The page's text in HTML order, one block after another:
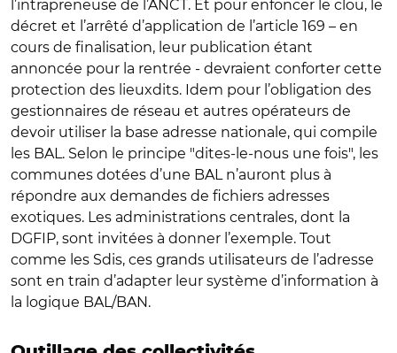
l’intrapreneuse de l’ANCT. Et pour enfoncer le clou, le
décret et l’arrêté d’application de l’article 169 – en
cours de finalisation, leur publication étant
annoncée pour la rentrée - devraient conforter cette
protection des lieuxdits. Idem pour l’obligation des
gestionnaires de réseau et autres opérateurs de
devoir utiliser la base adresse nationale, qui compile
les BAL. Selon le principe "dites-le-nous une fois", les
communes dotées d’une BAL n’auront plus à
répondre aux demandes de fichiers adresses
exotiques. Les administrations centrales, dont la
DGFIP, sont invitées à donner l’exemple. Tout
comme les Sdis, ces grands utilisateurs de l’adresse
sont en train d’adapter leur système d’information à
la logique BAL/BAN.